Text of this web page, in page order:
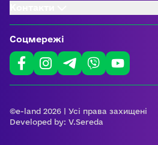
Соцмережі
©e-land 2026 | Усі права захищені
Developed by: V.Sereda